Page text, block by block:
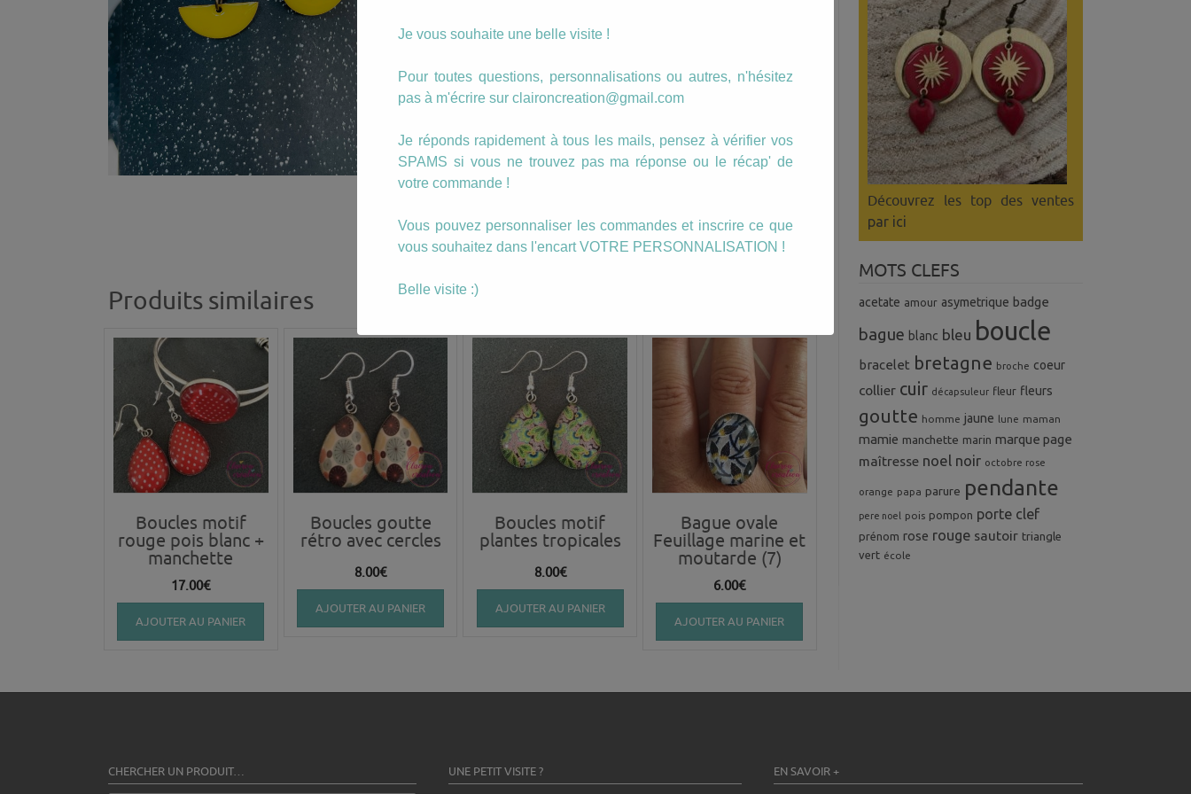
de
Sandra
(5)
Ajouter au panier
Catégories : Jaune - Moutarde - Orange, Sequins Emaillés
Étiquette :boucle
Description
Clairon Création
Produits similaires
Boucles motif
rouge pois blanc +
manchette
17.00€
AJOUTER AU PANIER
Boucles goutte
rétro avec cercles
8.00€
AJOUTER AU PANIER
Boucles motif
plantes tropicales
8.00€
AJOUTER AU PANIER
Bague ovale
Feuillage marine et
moutarde (7)
6.00€
AJOUTER AU PANIER
Découvrez les top des ventes
par ici
MOTS CLEFS
acetate amour asymetrique badge
bague blanc bleu boucle
bracelet bretagne broche coeur
collier cuir décapsuleur fleur fleurs
goutte homme jaune lune maman
mamie manchette marin marque page
maîtresse noel noir octobre rose
orange papa parure pendante
pere noel pois pompon porte clef
prénom rose rouge sautoir triangle
vert école
CHERCHER UN PRODUIT… UNE PETIT VISITE ? EN SAVOIR +
Je vous souhaite une belle visite !
Pour toutes questions, personnalisations ou autres, n'hésitez
pas à m'écrire sur claironcreation@gmail.com
Je réponds rapidement à tous les mails, pensez à vérifier vos
SPAMS si vous ne trouvez pas ma réponse ou le récap' de
votre commande !
Vous pouvez personnaliser les commandes et inscrire ce que
vous souhaitez dans l'encart VOTRE PERSONNALISATION !
Belle visite :)